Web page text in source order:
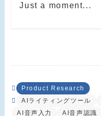
Just a moment...
Product Research
AIライティングツール
AI音声入力
AI音声認識